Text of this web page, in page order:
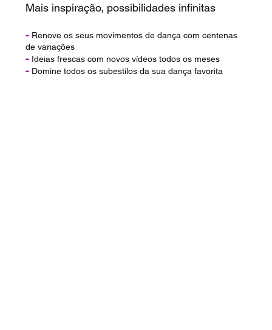
Mais inspiração, possibilidades infinitas
- Renove os seus movimentos de dança com centenas
de variações
- Ideias frescas com novos vídeos todos os meses
- Domine todos os subestilos da sua dança favorita